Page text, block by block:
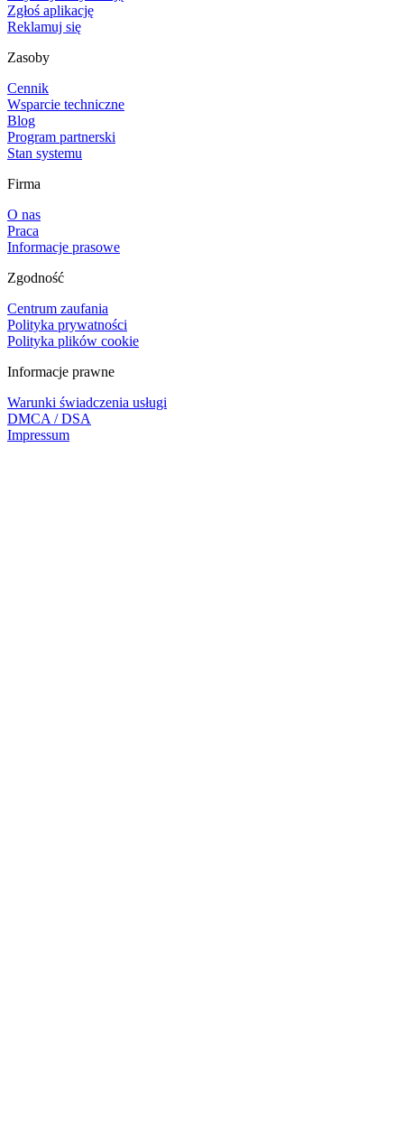
Zgłoś aplikację
Reklamuj się
Zasoby
Cennik
Wsparcie techniczne
Blog
Program partnerski
Stan systemu
Firma
O nas
Praca
Informacje prasowe
Zgodność
Centrum zaufania
Polityka prywatności
Polityka plików cookie
Informacje prawne
Warunki świadczenia usługi
DMCA / DSA
Impressum